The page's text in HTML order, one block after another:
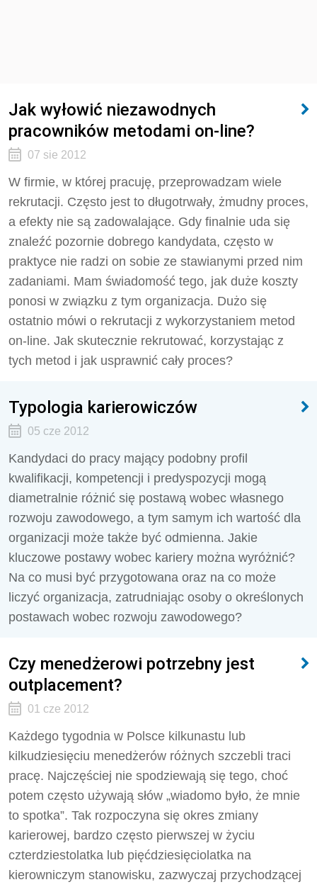
Jak wyłowić niezawodnych
pracowników metodami on-line?
07 sie 2012
W firmie, w której pracuję, przeprowadzam wiele
rekrutacji. Często jest to długotrwały, żmudny proces,
a efekty nie są zadowalające. Gdy finalnie uda się
znaleźć pozornie dobrego kandydata, często w
praktyce nie radzi on sobie ze stawianymi przed nim
zadaniami. Mam świadomość tego, jak duże koszty
ponosi w związku z tym organizacja. Dużo się
ostatnio mówi o rekrutacji z wykorzystaniem metod
on-line. Jak skutecznie rekrutować, korzystając z
tych metod i jak usprawnić cały proces?
Typologia karierowiczów
05 cze 2012
Kandydaci do pracy mający podobny profil
kwalifikacji, kompetencji i predyspozycji mogą
diametralnie różnić się postawą wobec własnego
rozwoju zawodowego, a tym samym ich wartość dla
organizacji może także być odmienna. Jakie
kluczowe postawy wobec kariery można wyróżnić?
Na co musi być przygotowana oraz na co może
liczyć organizacja, zatrudniając osoby o określonych
postawach wobec rozwoju zawodowego?
Czy menedżerowi potrzebny jest
outplacement?
01 cze 2012
Każdego tygodnia w Polsce kilkunastu lub
kilkudziesięciu menedżerów różnych szczebli traci
pracę. Najczęściej nie spodziewają się tego, choć
potem często używają słów „wiadomo było, że mnie
to spotka”. Tak rozpoczyna się okres zmiany
karierowej, bardzo często pierwszej w życiu
czterdziestolatka lub pięćdziesięciolatka na
kierowniczym stanowisku, zazwyczaj przychodzącej